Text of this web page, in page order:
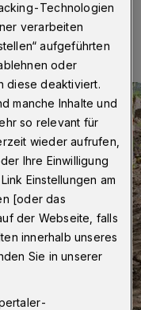
LesezeitTechnologien
verarbeiten
aufgeführten
oder
diese deaktiviert.
manche Inhalte und
so relevant für
wieder aufrufen,
Ihre Einwilligung
Einstellungen am
[oder das
der Webseite, falls
innerhalb unseres
Sie in unserer